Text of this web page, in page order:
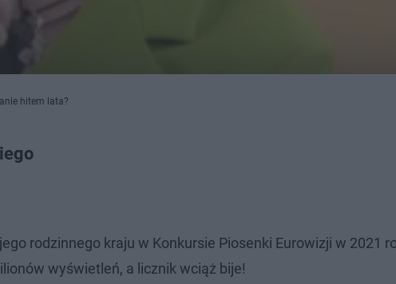
hitem lata?
rodzinnego kraju w Konkursie Piosenki Eurowizji w 2021
wyświetleń, a licznik wciąż bije!